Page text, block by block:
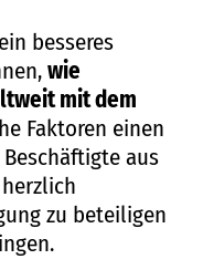
besseres
wie
mit dem
Faktoren einen
aus
zu beteiligen